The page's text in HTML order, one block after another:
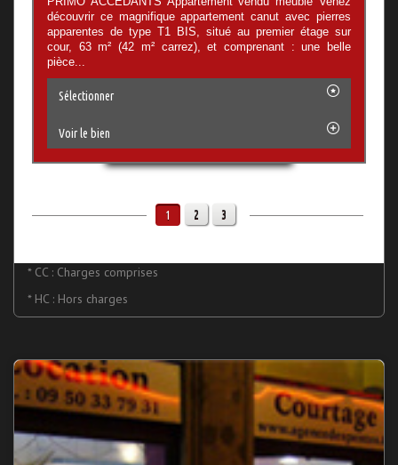
découvrir ce magnifique appartement canut avec pierres
apparentes de type T1 BIS, situé au premier étage sur
cour, 63 m² (42 m² carrez), et comprenant : une belle
pièce...
Sélectionner
Voir le bien
1 2 3
* CC : Charges comprises
* HC : Hors charges